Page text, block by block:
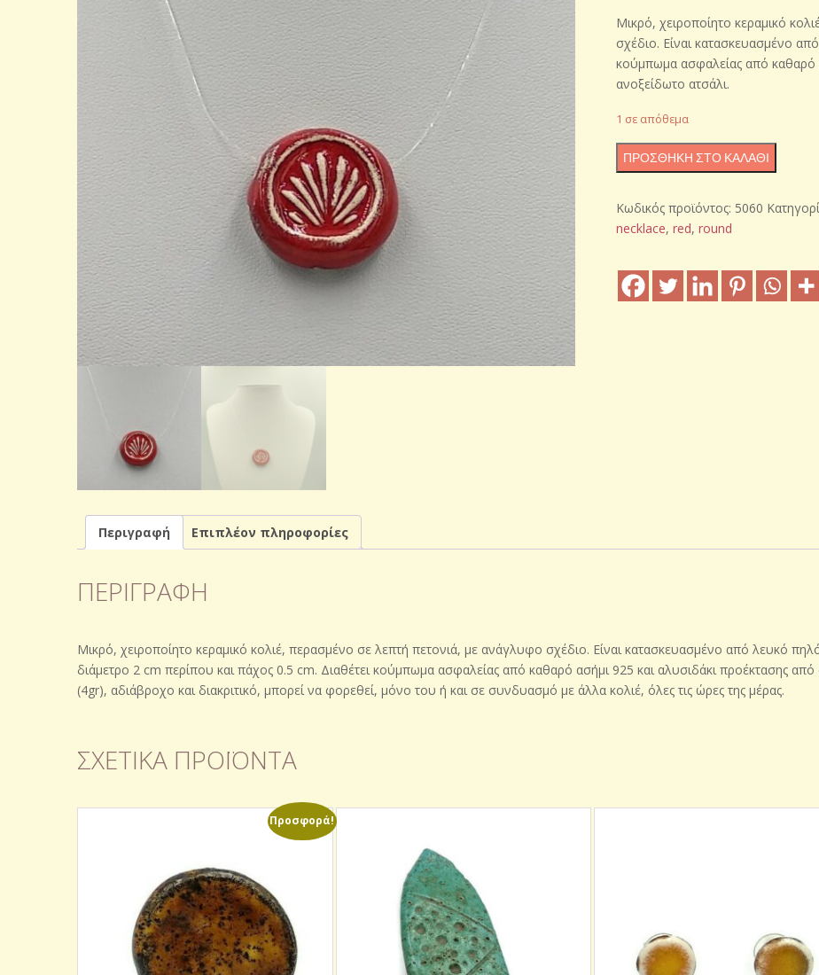
Μικρό, χειροποίητο κεραμικό
σχέδιο. Είναι κατασκευασμένο
κούμπωμα ασφαλείας από καθαρό
ανοξείδωτο ατσάλι.
1 σε απόθεμα
Χειροποίητο
κεραμικό
σε
πετονιά
ΠΡΟΣΘΉΚΗ ΣΤΟ ΚΑΛΆΘΙ
Κωδικός προϊόντος: 5060
necklace,red,round
Περιγραφή Επιπλέον πληροφορίες
ΠΕΡΙΓΡΑΦΉ
Μικρό, χειροποίητο κεραμικό κολιέ, περασμένο σε λεπτή πετονιά, με ανάγλυφο σχέδιο. Είναι κατασκευασμένο από λευκό
διάμετρο 2 cm περίπου και πάχος 0.5 cm. Διαθέτει κούμπωμα ασφαλείας από καθαρό ασήμι 925 και αλυσιδάκι προέκτασης από
(4gr), αδιάβροχο και διακριτικό, μπορεί να φορεθεί, μόνο του ή και σε συνδυασμό με άλλα κολιέ, όλες τις ώρες της μέρας.
ΣΧΕΤΙΚΆ ΠΡΟΪΌΝΤΑ
Προσφορά!